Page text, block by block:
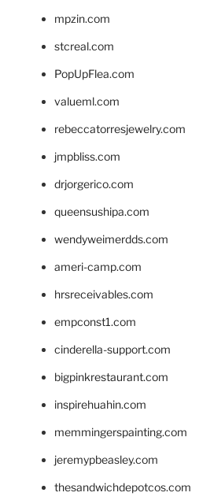
mpzin.com
stcreal.com
PopUpFlea.com
valueml.com
rebeccatorresjewelry.com
jmpbliss.com
drjorgerico.com
queensushipa.com
wendyweimerdds.com
ameri-camp.com
hrsreceivables.com
empconst1.com
cinderella-support.com
bigpinkrestaurant.com
inspirehuahin.com
memmingerspainting.com
jeremypbeasley.com
thesandwichdepotcos.com